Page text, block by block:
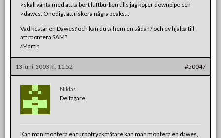
>skall vänta med att ta bort luftburken tills jag köper downpipe och
>dawes. Onödigt att riskera några peaks…
Vad kostar en Dawes? och kan du ta hem en sådan? och ev hjälpa till
att montera SAM?
/Martin
13 juni, 2003 kl. 11:52 #50047
Niklas
Deltagare
Kan man montera en turbotryckmätare kan man montera en dawes,